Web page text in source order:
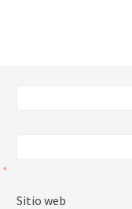
*
Sitio web